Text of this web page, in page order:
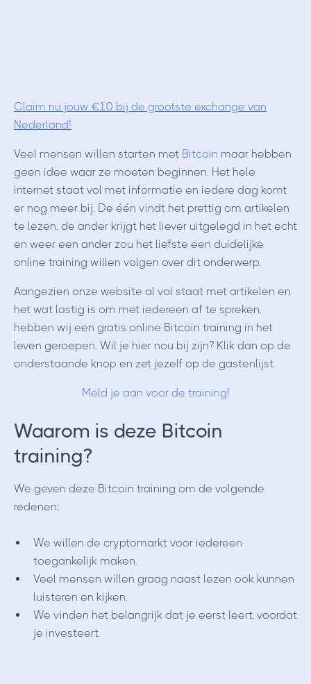
Claim nu jouw €10 bij de grootste exchange van
Nederland!
Veel mensen willen starten met Bitcoin maar hebben
geen idee waar ze moeten beginnen. Het hele
internet staat vol met informatie en iedere dag komt
er nog meer bij. De één vindt het prettig om artikelen
te lezen, de ander krijgt het liever uitgelegd in het echt
en weer een ander zou het liefste een duidelijke
online training willen volgen over dit onderwerp.
Aangezien onze website al vol staat met artikelen en
het wat lastig is om met iedereen af te spreken,
hebben wij een gratis online Bitcoin training in het
leven geroepen. Wil je hier nou bij zijn? Klik dan op de
onderstaande knop en zet jezelf op de gastenlijst.
Meld je aan voor de training!
Waarom is deze Bitcoin
training?
We geven deze Bitcoin training om de volgende
redenen:
We willen de cryptomarkt voor iedereen
toegankelijk maken.
Veel mensen willen graag naast lezen ook kunnen
luisteren en kijken.
We vinden het belangrijk dat je eerst leert, voordat
je investeert.